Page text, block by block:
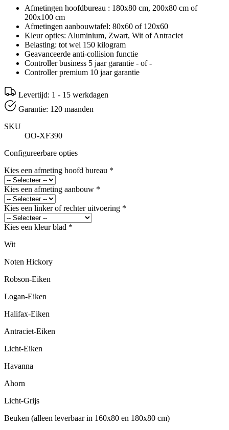
Afmetingen hoofdbureau : 180x80 cm, 200x80 cm of
200x100 cm
Afmetingen aanbouwtafel: 80x60 of 120x60
Kleur opties: Aluminium, Zwart, Wit of Antraciet
Belasting: tot wel 150 kilogram
Geavanceerde anti-collision functie
Controller business 5 jaar garantie - of -
Controller premium 10 jaar garantie
Levertijd: 1 - 15 werkdagen
Garantie: 120 maanden
SKU
OO-XF390
Configureerbare opties
Kies een afmeting hoofd bureau *
Kies een afmeting aanbouw *
Kies een linker of rechter uitvoering *
Kies een kleur blad *
Wit
Noten Hickory
Robson-Eiken
Logan-Eiken
Halifax-Eiken
Antraciet-Eiken
Licht-Eiken
Havanna
Ahorn
Licht-Grijs
Beuken (alleen leverbaar in 160x80 en 180x80 cm)